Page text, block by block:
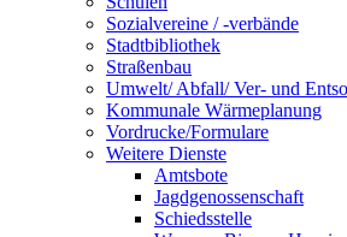
Sozialvereine / -verbände
Stadtbibliothek
Straßenbau
Umwelt/ Abfall/ Ver- und
Kommunale Wärmeplanung
Vordrucke/Formulare
Weitere Dienste
Amtsbote
Jagdgenossenschaft
Schiedsstelle